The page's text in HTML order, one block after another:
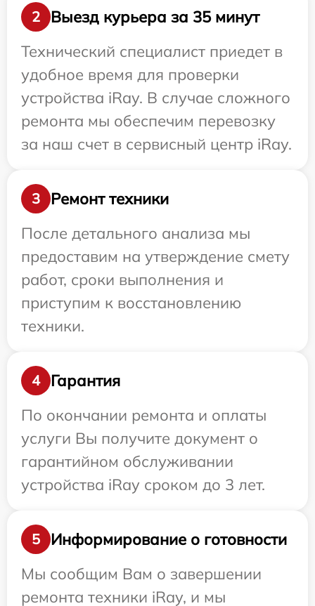
2
Выезд курьера за 35 минут
Технический специалист приедет в
удобное время для проверки
устройства iRay. В случае сложного
ремонта мы обеспечим перевозку
за наш счет в сервисный центр iRay.
3
Ремонт техники
После детального анализа мы
предоставим на утверждение смету
работ, сроки выполнения и
приступим к восстановлению
техники.
4
Гарантия
По окончании ремонта и оплаты
услуги Вы получите документ о
гарантийном обслуживании
устройства iRay сроком до 3 лет.
5
Информирование о готовности
Мы сообщим Вам о завершении
ремонта техники iRay, и мы